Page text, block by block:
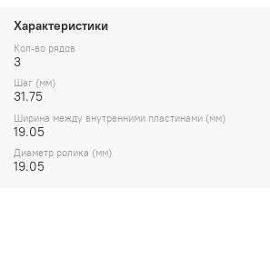
Характеристики
Кол-во рядов
3
Шаг (мм)
31.75
Ширина между внутренними пластинами (мм)
19.05
Диаметр ролика (мм)
19.05